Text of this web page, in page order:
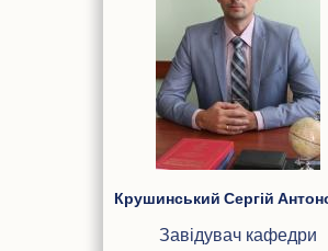
ПІБ
Крушинський Сергій
Завідувач кафедри